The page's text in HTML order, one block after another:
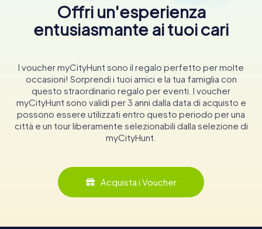
Offri un'esperienza
entusiasmante ai tuoi cari
I voucher myCityHunt sono il regalo perfetto per molte
occasioni! Sorprendi i tuoi amici e la tua famiglia con
questo straordinario regalo per eventi. I voucher
myCityHunt sono validi per 3 anni dalla data di acquisto e
possono essere utilizzati entro questo periodo per una
città e un tour liberamente selezionabili dalla selezione di
myCityHunt.
Acquista i Voucher